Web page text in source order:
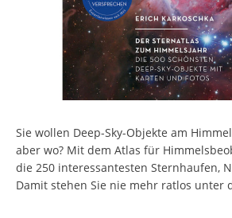
Sie wollen Deep-Sky-Objekte am
aber wo? Mit dem Atlas für
die 250 interessantesten Sternhaufen,
Damit stehen Sie nie mehr ratlos unter